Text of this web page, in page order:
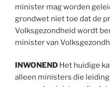
minister mag worden
grondwet niet toe dat de
Volksgezondheid wordt
minister van
INWONEND Het huidige
alleen ministers die